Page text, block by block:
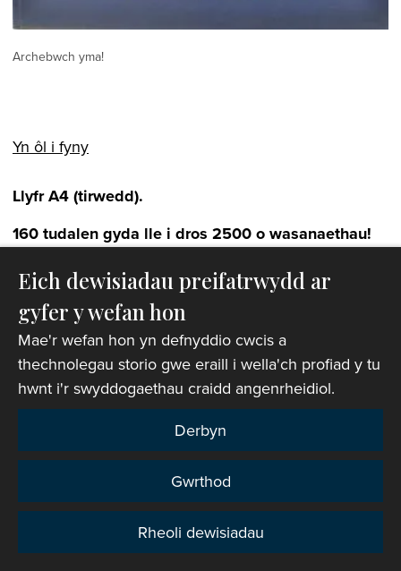
Archebwch yma!
Yn ôl i fyny
Llyfr A4 (tirwedd).
160 tudalen gyda lle i dros 2500 o wasanaethau!
Cliciwch ar y llun o'r llyfr:
Ar gael yn Ddwyieithog
postio a phacio.
Mae’r llyfr hwn ar gael gan y cyhoeddwr: Y Lolfa.
Dilynwch eu cyfarwyddiadau archebu ar-lein. Bydd
angen i chi dalu am y llyfr ar-lein a dylech ei dderbyn
Os byddwch chi’n cael unrhyw broblemau, cysylltwch
â’r cyhoeddwr:Contact Y Lolfa.
Os na allwch ddatrys y broblem, e-bostiwch:
publications@churchinwales.org.uk
Preifatrwydd
Eich dewisiadau preifatrwydd ar
gyfer y wefan hon
Mae'r wefan hon yn defnyddio cwcis a
thechnolegau storio gwe eraill i wella'ch profiad y tu
hwnt i'r swyddogaethau craidd angenrheidiol.
Derbyn
Gwrthod
Rheoli dewisiadau